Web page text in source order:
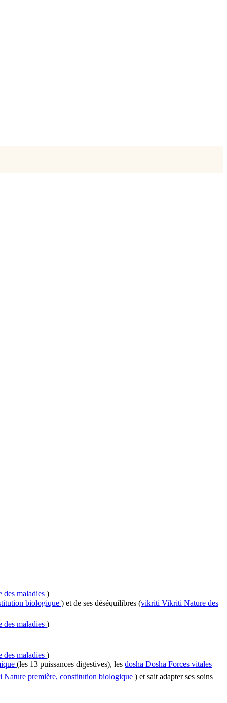
des maladies )
biologique ) et de ses déséquilibres (vikriti Vikriti Nature des
des maladies )
des maladies )
(les 13 puissances digestives), les dosha Dosha Forces vitales
Nature première, constitution biologique ) et sait adapter ses soins